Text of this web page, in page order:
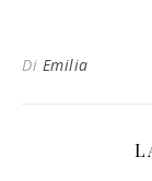
Di Emilia